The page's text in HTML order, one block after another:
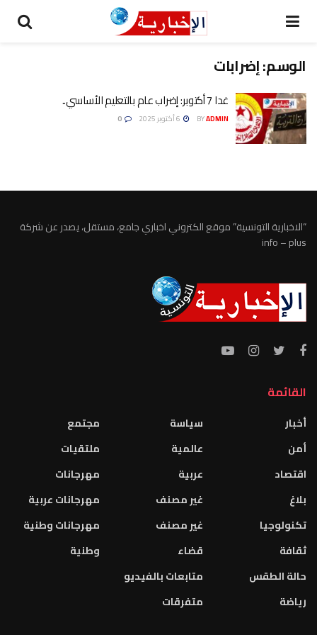
الوسم:إضرابات
غدا 7 أكتوبر: إضراب عام بالتعليم الأساسي..
BYADMIN
“الاخبارية التونسية” موقع الكتروني اخباري جامع، مستقل، يصدر عن شركة
info – plus
القائمة
أخبار
أمن
اقتصاد
بلاغ
تكنولوجيا
ثقافة
حالة الطقس
رياضة
سياسة
عالمية
عربية
غير مصنف
غير مصنف
قضاء
متابعات بالفيديو
متفرقات
مجتمع
ملتقيات
مهرجانات
مهرجانات عربية
مهرجانات وطنية
وطنية